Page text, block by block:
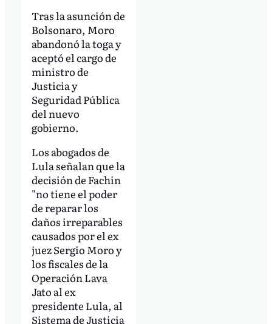
Tras la asunción de
Bolsonaro, Moro
abandonó la toga y
aceptó el cargo de
ministro de
Justicia y
Seguridad Pública
del nuevo
gobierno.
Los abogados de
Lula señalan que la
decisión de Fachin
"no tiene el poder
de reparar los
daños irreparables
causados por el ex
juez Sergio Moro y
los fiscales de la
Operación Lava
Jato al ex
presidente Lula, al
Sistema de Justicia